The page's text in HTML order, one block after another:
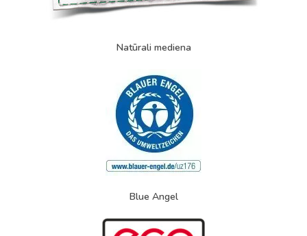
Natūrali mediena
Blue Angel